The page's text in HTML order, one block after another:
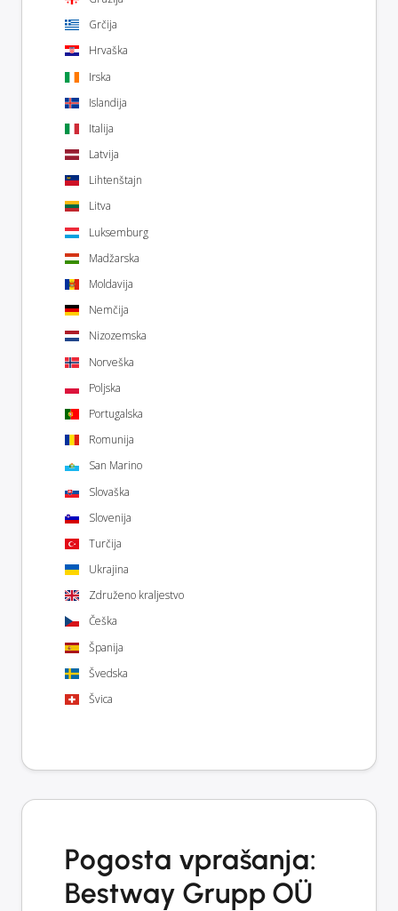
Grčija
Hrvaška
Irska
Islandija
Italija
Latvija
Lihtenštajn
Litva
Luksemburg
Madžarska
Moldavija
Nemčija
Nizozemska
Norveška
Poljska
Portugalska
Romunija
San Marino
Slovaška
Slovenija
Turčija
Ukrajina
Združeno kraljestvo
Češka
Španija
Švedska
Švica
Pogosta vprašanja:
Bestway Grupp OÜ